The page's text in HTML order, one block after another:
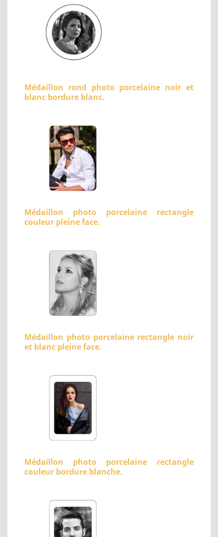
Médaillon rond photo porcelaine noir et
blanc bordure blanc.
Médaillon photo porcelaine rectangle
couleur pleine face.
Médaillon photo porcelaine rectangle noir
et blanc pleine face.
Médaillon photo porcelaine rectangle
couleur bordure blanche.